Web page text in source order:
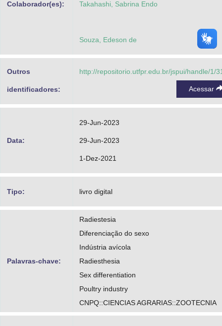
Colaborador(es): Takahashi, Sabrina Endo
Souza, Edeson de
Outros
identificadores:
http://repositorio.utfpr.edu.br/jspui/handle/1/
Acessar
Data:
29-Jun-2023
29-Jun-2023
1-Dez-2021
Tipo: livro digital
Palavras-chave:
Radiestesia
Diferenciação do sexo
Indústria avícola
Radiesthesia
Sex differentiation
Poultry industry
CNPQ::CIENCIAS AGRARIAS::ZOOTECNIA